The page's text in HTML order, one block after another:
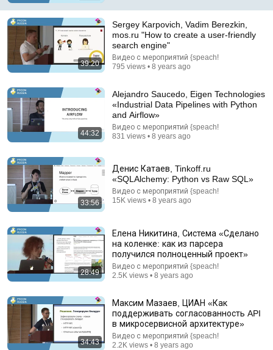
Архитектура Мессенджера Авито – путь одного
сообщения / Александр Емелин (Авито)
HighLoad Channel 21K views
Black Hat USA 2026: The 'Breaking' News: The
OpenAI–Hugging Face Incident
Black Hat
New
230K views
39:20
Sergey Karpovich, Vadim Berezkin,
mos.ru "How to create a user-friendly
search engine"
Видео с мероприятий {speach!
795 views • 8 years ago
44:32
Alejandro Saucedo, Eigen Technologies
«Industrial Data Pipelines with Python
and Airflow»
Видео с мероприятий {speach!
831 views • 8 years ago
33:56
Денис Катаев, Tinkoff.ru
«SQLAlchemy: Python vs Raw SQL»
Видео с мероприятий {speach!
15K views • 8 years ago
28:49
Елена Никитина, Система «Сделано
на коленке: как из парсера
получился полноценный проект»
Видео с мероприятий {speach!
2.5K views • 8 years ago
34:43
Максим Мазаев, ЦИАН «Как
поддерживать согласованность API
в микросервисной архитектуре»
Видео с мероприятий {speach!
2.2K views • 8 years ago